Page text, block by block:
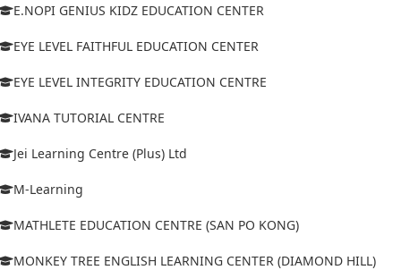
E.NOPI GENIUS KIDZ EDUCATION CENTER
EYE LEVEL FAITHFUL EDUCATION CENTER
EYE LEVEL INTEGRITY EDUCATION CENTRE
IVANA TUTORIAL CENTRE
Jei Learning Centre (Plus) Ltd
M-Learning
MATHLETE EDUCATION CENTRE (SAN PO KONG)
MONKEY TREE ENGLISH LEARNING CENTER (DIAMOND HILL)